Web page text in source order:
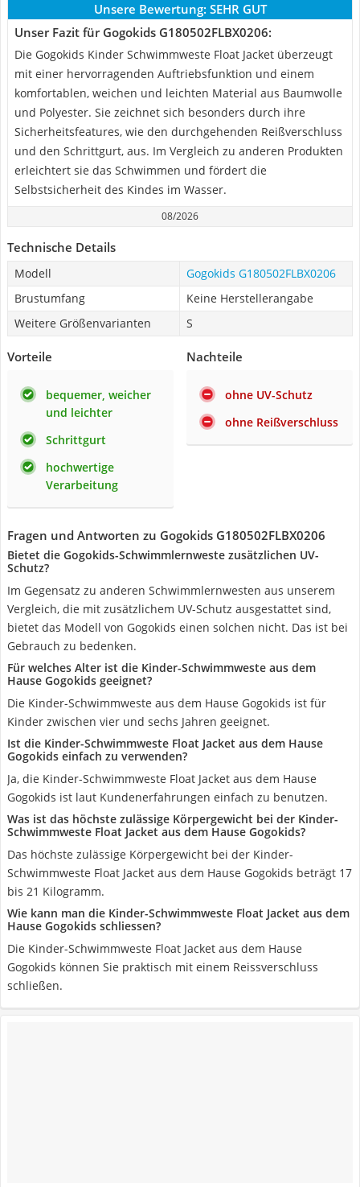
Unsere Bewertung: SEHR GUT
Unser Fazit für Gogokids G180502FLBX0206:
Die Gogokids Kinder Schwimmweste Float Jacket überzeugt
mit einer hervorragenden Auftriebsfunktion und einem
komfortablen, weichen und leichten Material aus Baumwolle
und Polyester. Sie zeichnet sich besonders durch ihre
Sicherheitsfeatures, wie den durchgehenden Reißverschluss
und den Schrittgurt, aus. Im Vergleich zu anderen Produkten
erleichtert sie das Schwimmen und fördert die
Selbstsicherheit des Kindes im Wasser.
08/2026
Technische Details
Modell
Gogokids G180502FLBX0206
Brustumfang
Keine Herstellerangabe
Weitere Größenvarianten
S
Vorteile
bequemer, weicher
und leichter
Schrittgurt
hochwertige
Verarbeitung
Nachteile
ohne UV-Schutz
ohne Reißverschluss
Fragen und Antworten zu Gogokids G180502FLBX0206
Bietet die Gogokids-Schwimmlernweste zusätzlichen UV-
Schutz?
Im Gegensatz zu anderen Schwimmlernwesten aus unserem
Vergleich, die mit zusätzlichem UV-Schutz ausgestattet sind,
bietet das Modell von Gogokids einen solchen nicht. Das ist bei
Gebrauch zu bedenken.
Für welches Alter ist die Kinder-Schwimmweste aus dem
Hause Gogokids geeignet?
Die Kinder-Schwimmweste aus dem Hause Gogokids ist für
Kinder zwischen vier und sechs Jahren geeignet.
Ist die Kinder-Schwimmweste Float Jacket aus dem Hause
Gogokids einfach zu verwenden?
Ja, die Kinder-Schwimmweste Float Jacket aus dem Hause
Gogokids ist laut Kundenerfahrungen einfach zu benutzen.
Was ist das höchste zulässige Körpergewicht bei der Kinder-
Schwimmweste Float Jacket aus dem Hause Gogokids?
Das höchste zulässige Körpergewicht bei der Kinder-
Schwimmweste Float Jacket aus dem Hause Gogokids beträgt 17
bis 21 Kilogramm.
Wie kann man die Kinder-Schwimmweste Float Jacket aus dem
Hause Gogokids schliessen?
Die Kinder-Schwimmweste Float Jacket aus dem Hause
Gogokids können Sie praktisch mit einem Reissverschluss
schließen.